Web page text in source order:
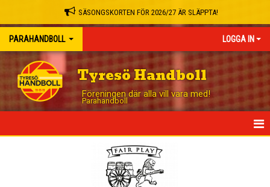
SÄSONGSKORTEN FÖR 2026/27 ÄR SLÄPPTA!
PARAHANDBOLL LOGGA IN
Tyresö Handboll
Föreningen där alla vill vara med!
Parahandboll